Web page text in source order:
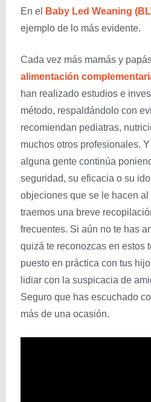
En el
Baby Led Weaning
ejemplo de lo más evidente.
Cada vez más mamás y
alimentación
han realizado estudios e
método, respaldándolo con
recomiendan pediatras,
muchos otros profesionales.
alguna gente continúa
seguridad, su eficacia o su
objeciones que se le hacen
traemos una breve
frecuentes. Si aún no te has
quizá te reconozcas en estos
puesto en práctica con tus
lidiar con la suspicacia de
Seguro que has escuchado
más de una ocasión.